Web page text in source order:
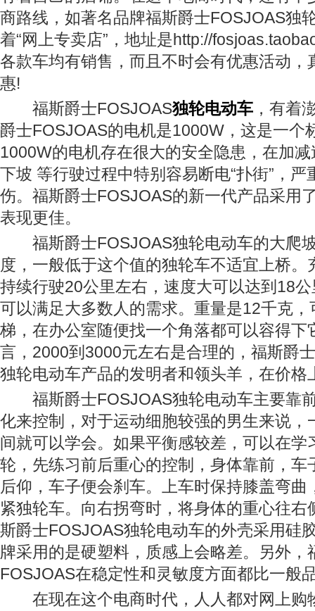
商路线，如著名品牌福斯爵士FOSJOAS独
着“网上专卖店”，地址是http://
各款车均有销售，而且不时会有优惠活动，
惠!
福斯爵士FOSJOAS独轮电动车 ，有着
爵士FOSJOAS的电机是1000W，这是一个
1000W的电机存在很大的安全隐患，在加
下坡 等行驶过程中特别容易断电“扑街”，严
伤。福斯爵士FOSJOAS的新一代产品采用
表现更佳。
福斯爵士FOSJOAS独轮电动车的大爬
度，一般低于这个值的独轮车不适宜上桥。
持续行驶20公里左右，速度大可以达到18
可以满足大多数人的需求。重量是12千克，
梯，在办公室随便找一个角落都可以容得下
言，2000到3000元左右是合理的，福斯爵
独轮电动车产品的发明者和领头羊，在价格
福斯爵士FOSJOAS独轮电动车主要靠
化来控制，对于运动细胞较强的男生来说，
间就可以学会。如果平衡感较差，可以在学
轮，先练习前后重心的控制，身体靠前，车
后仰，车子便会刹车。上车时保持膝盖弯曲
紧独轮车。向右拐弯时，将身体的重心往右
斯爵士FOSJOAS独轮电动车的外壳采用硅
牌采用的是硬塑料，质感上会略差。另外，
FOSJOAS在稳定性和灵敏度方面都比一般
在现在这个电商时代，人人都对网上购